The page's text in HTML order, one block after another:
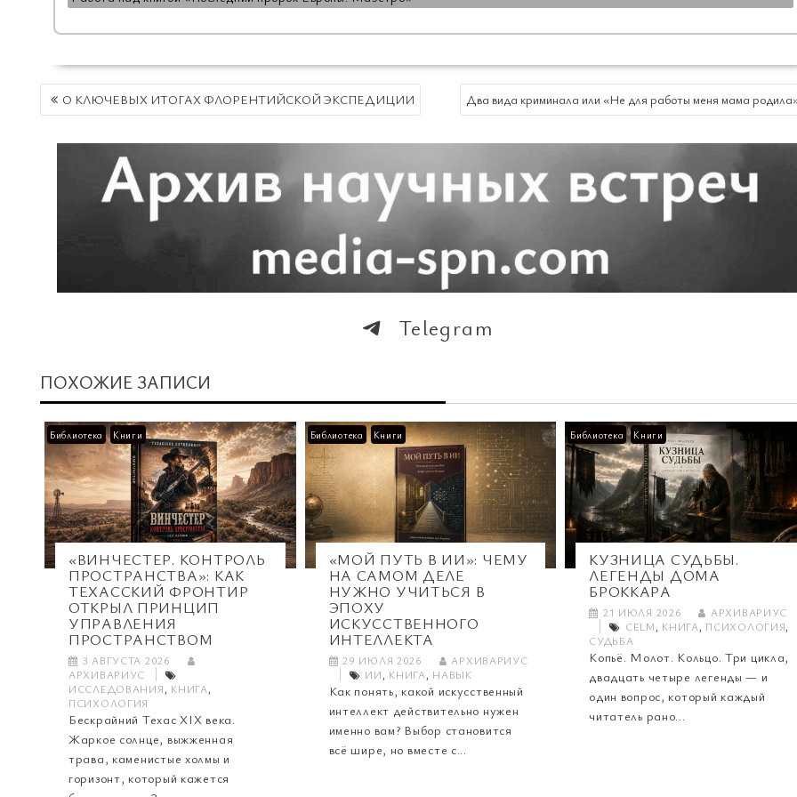
НАВИГАЦИЯ
ПО
О КЛЮЧЕВЫХ ИТОГАХ ФЛОРЕНТИЙСКОЙ ЭКСПЕДИЦИИ Два вида криминала или «Не для работы меня мама
Telegram
ПОХОЖИЕ ЗАПИСИ
Библиотека Книги
«ВИНЧЕСТЕР. КОНТРОЛЬ
ПРОСТРАНСТВА»: КАК
ТЕХАССКИЙ ФРОНТИР
ОТКРЫЛ ПРИНЦИП
УПРАВЛЕНИЯ
ПРОСТРАНСТВОМ
3 АВГУСТА 2026
АРХИВАРИУС
ИССЛЕДОВАНИЯ, КНИГА,
ПСИХОЛОГИЯ
Бескрайний Техас XIX века.
Жаркое солнце, выжженная
трава, каменистые холмы и
горизонт, который кажется
Библиотека Книги
«МОЙ ПУТЬ В ИИ»: ЧЕМУ
НА САМОМ ДЕЛЕ
НУЖНО УЧИТЬСЯ В
ЭПОХУ
ИСКУССТВЕННОГО
ИНТЕЛЛЕКТА
29 ИЮЛЯ 2026
АРХИВАРИУС
ИИ, КНИГА, НАВЫК
Как понять, какой искусственный
интеллект действительно нужен
именно вам? Выбор становится
всё шире, но вместе с...
Библиотека Книги
КУЗНИЦА СУДЬБЫ.
ЛЕГЕНДЫ ДОМА
БРОККАРА
21 ИЮЛЯ 2026
АРХИВАРИУС
CELM, КНИГА, ПСИХОЛОГИЯ,
СУДЬБА
Копьё. Молот. Кольцо. Три цикла,
двадцать четыре легенды — и
один вопрос, который каждый
читатель рано...